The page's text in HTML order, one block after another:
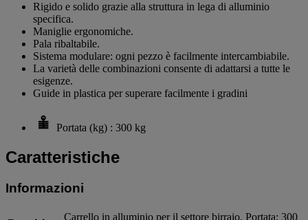
Rigido e solido grazie alla struttura in lega di alluminio
specifica.
Maniglie ergonomiche.
Pala ribaltabile.
Sistema modulare: ogni pezzo è facilmente intercambiabile.
La varietà delle combinazioni consente di adattarsi a tutte le
esigenze.
Guide in plastica per superare facilmente i gradini
Portata (kg) : 300 kg
Caratteristiche
Informazioni
Carrello in alluminio per il settore birraio, Portata: 300